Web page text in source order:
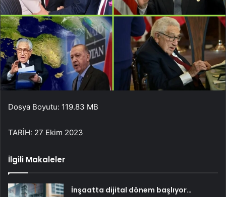
Dosya Boyutu: 119.83 MB
TARİH: 27 Ekim 2023
İlgili Makaleler
İnşaatta dijital dönem başlıyor…